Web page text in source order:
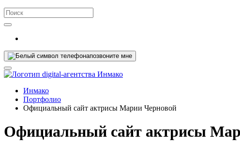
позвоните мне
Инмако
Портфолио
Официальный сайт актрисы Марии Черновой
Официальный сайт актрисы